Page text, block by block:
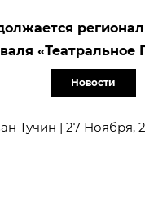
«Театральное
Новости
Тучин | 27 Ноября,